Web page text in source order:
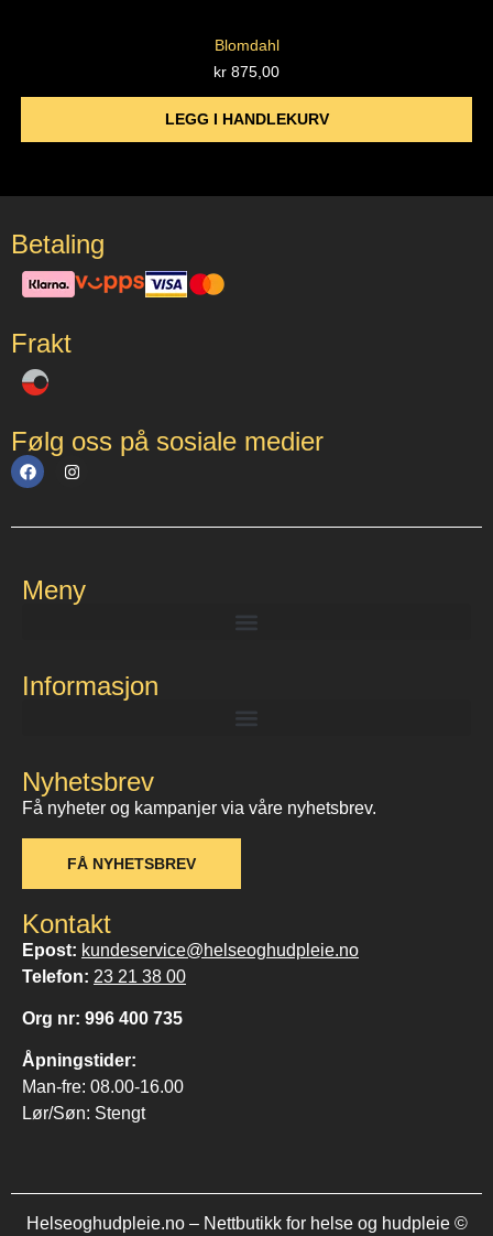
Blomdahl
kr 875,00
LEGG I HANDLEKURV
Betaling
Frakt
Følg oss på sosiale medier
Meny
Informasjon
Nyhetsbrev
Få nyheter og kampanjer via våre nyhetsbrev.
FÅ NYHETSBREV
Kontakt
Epost: kundeservice@helseoghudpleie.no
Telefon: 23 21 38 00
Org nr: 996 400 735
Åpningstider:
Man-fre: 08.00-16.00
Lør/Søn: Stengt
Helseoghudpleie.no – Nettbutikk for helse og hudpleie ©